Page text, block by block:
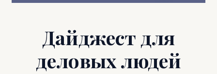
Дайджест для
деловых людей